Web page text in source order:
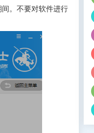
。不要对软件进行